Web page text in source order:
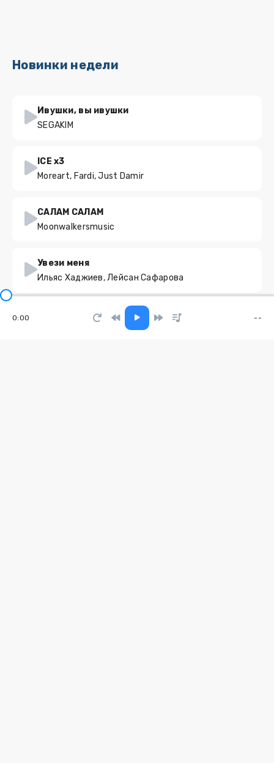
Новинки недели
Ивушки, вы ивушки
SEGAKIM
ICE x3
Moreart, Fardi, Just Damir
САЛАМ САЛАМ
Moonwalkersmusic
Увези меня
Ильяс Хаджиев, Лейсан Сафарова
ПОЦЕЛУЙ 2.0
0:00 --